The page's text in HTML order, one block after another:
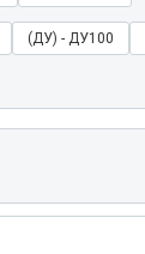
(ДУ) - ДУ100